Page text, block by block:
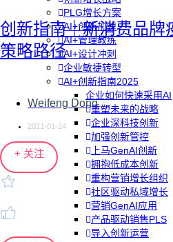
PLG增长方案
AI+创新加速
AI+管理教练
AI+设计冲刺
企业敏捷转型
AI+创新指南2025
企业如何快速采用AI
重塑未来的战略
企业深科技创新
加强创新管控
上马GenAI创新
拥抱低成本创新
重构营销增长组织
社区驱动私域增长
营销GenAI应用
产品驱动销售PLS
导入创新运营
创新指南｜新消费品牌
策略路径
Weifeng Dong
2021-01-24
+ 关注